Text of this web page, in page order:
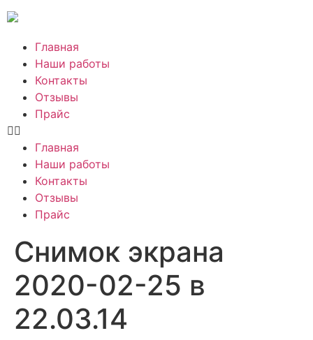
Главная
Наши работы
Контакты
Отзывы
Прайс
Главная
Наши работы
Контакты
Отзывы
Прайс
Снимок экрана
2020-02-25 в
22.03.14